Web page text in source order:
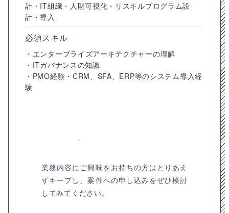
計・IT組織・人財可視化・リスキルプログラム設
計・導入
必須スキル
・エンタープライズアーキテクチャーの理解
・ITガバナンスの知識
・PMO経験・CRM、SFA、ERP等のシステム導入経
験
業務内容にご興味をお持ちの方はとりあえ
ずキープし、案件への申し込みをぜひ検討
してみてください。